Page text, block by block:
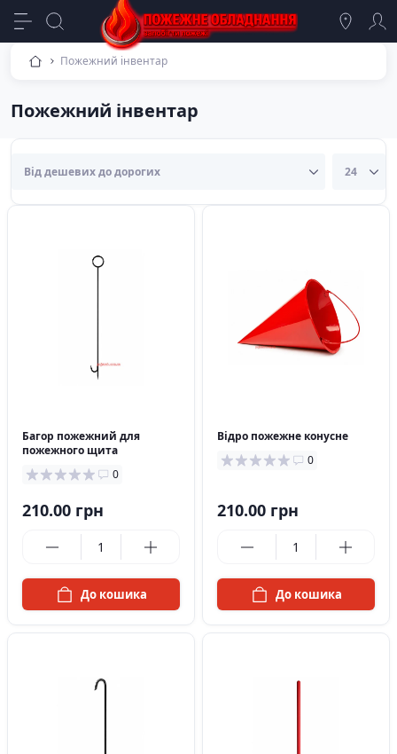
Пожежний інвентар
Пожежний інвентар
Багор пожежний для
пожежного щита
0
210.00 грн
До кошика
Відро пожежне конусне
0
210.00 грн
До кошика